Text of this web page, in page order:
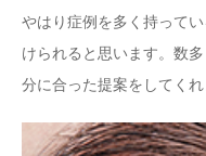
やはり症例を多く持って
けられると思います。数
分に合った提案をしてくれ